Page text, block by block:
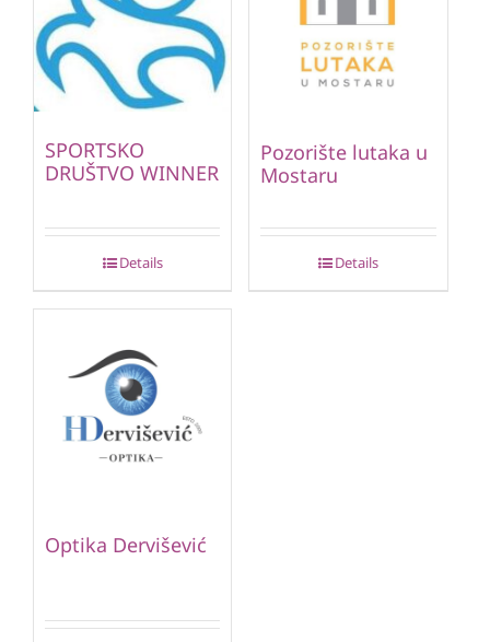
SPORTSKO
DRUŠTVO WINNER
Details
Pozorište lutaka u
Mostaru
Details
Optika Dervišević